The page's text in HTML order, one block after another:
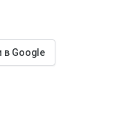
в Google